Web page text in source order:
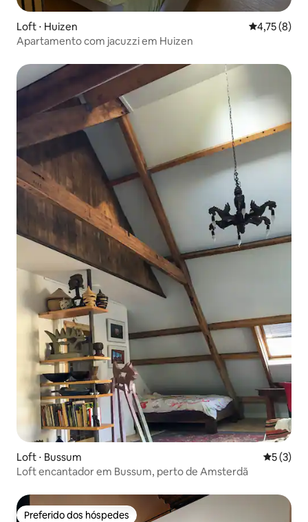
Loft ⋅ Huizen 4,75 de
4,75 (8)
Apartamento com jacuzzi em Huizen
Loft ⋅ Bussum 5 de
5 (3)
Loft encantador em Bussum, perto de Amsterdã
Preferido dos hóspedes